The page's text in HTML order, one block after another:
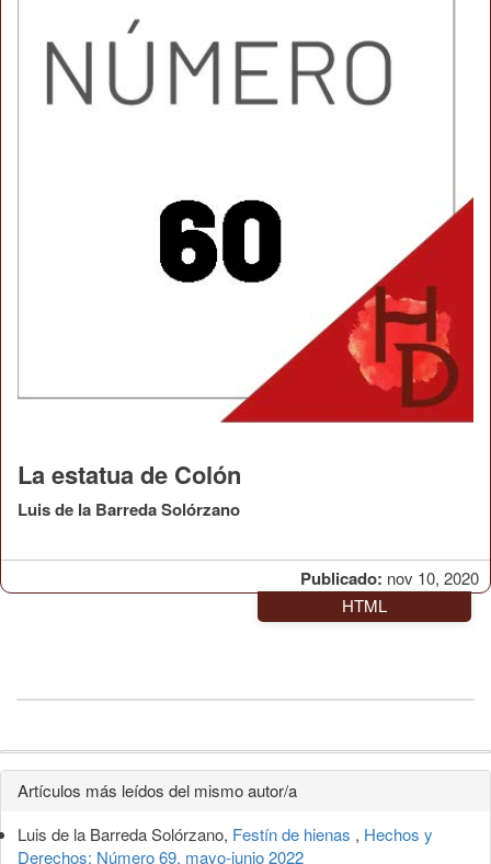
Publicado: nov 10, 2020
La estatua de Colón
Luis de la Barreda Solórzano
HTML
Detalles
del
Artículos más leídos del mismo autor/a
Luis de la Barreda Solórzano, Festín de hienas , Hechos y
Derechos: Número 69, mayo-junio 2022